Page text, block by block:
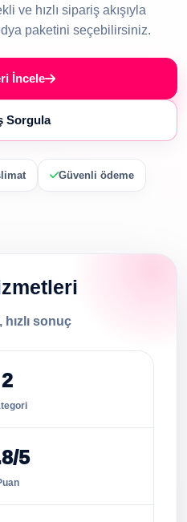
ve hızlı sipariş akışıyla
paketini seçebilirsiniz.
İncele
Sorgula
Güvenli ödeme
sonuç
2
5